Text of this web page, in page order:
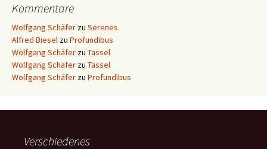
Kommentare
Wolfgang Schäfer zu Serenes
Alfred Biesel zu Profundibus
Wolfgang Schäfer zu Tassel
Wolfgang Schäfer zu Tassel
Wolfgang Schäfer zu Profundibus
Verschiedenes